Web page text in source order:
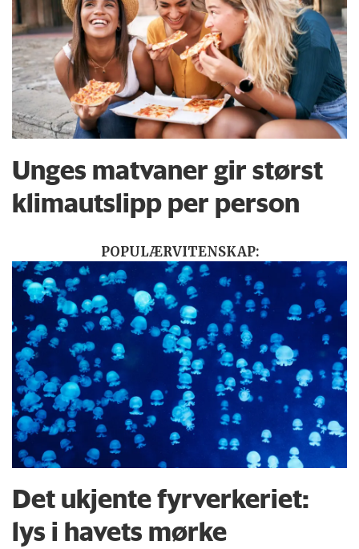
Unges matvaner gir størst
klimautslipp per person
POPULÆRVITENSKAP:
Det ukjente fyrverkeriet:
lys i havets mørke